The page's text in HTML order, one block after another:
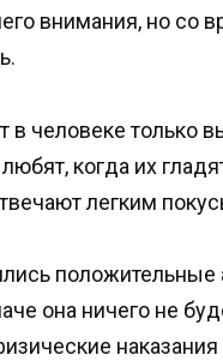
внимания, но со
в человеке только
когда их
легким
она ничего не